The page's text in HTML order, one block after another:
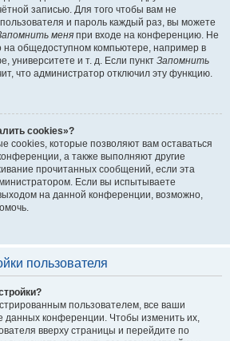
записью. Для того чтобы вам не
и пароль каждый раз, вы можете
меня при входе на конференцию. Не
на общедоступном компьютере, например в
университете и т. д. Если пункт Запомнить
что администратор отключил эту функцию.
cookies»?
cookies, которые позволяют вам оставаться
а также выполняют другие
прочитанных сообщений, если эта
Если вы испытываете
на данной конференции, возможно,
пользователя
пользователем, все ваши
данных конференции. Чтобы изменить их,
вверху страницы и перейдите по